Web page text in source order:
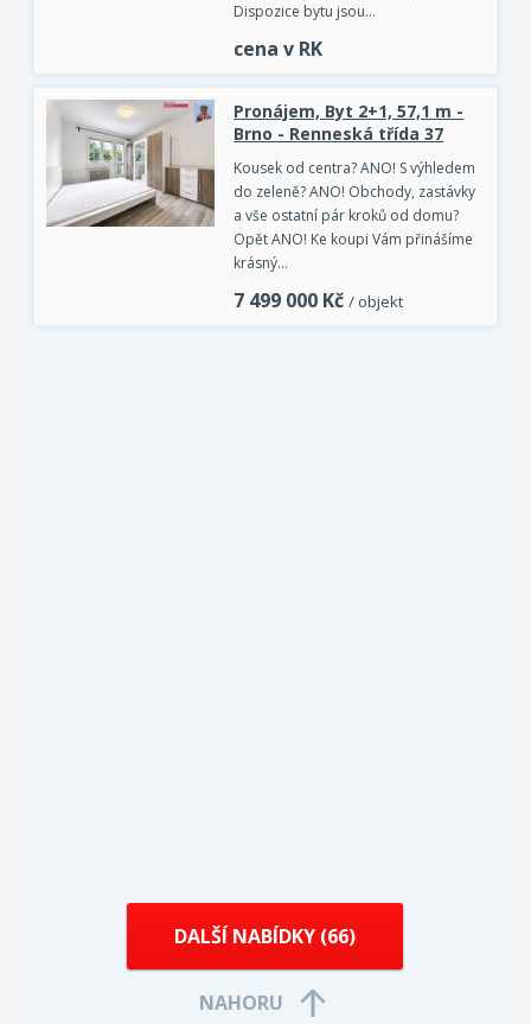
Dispozice bytu jsou…
cena v RK
Pronájem, Byt 2+1, 57,1 m -
Brno - Renneská třída 37
Kousek od centra? ANO! S výhledem
do zeleně? ANO! Obchody, zastávky
a vše ostatní pár kroků od domu?
Opět ANO! Ke koupi Vám přinášíme
krásný…
7 499 000 Kč / objekt
DALŠÍ NABÍDKY (66)
NAHORU